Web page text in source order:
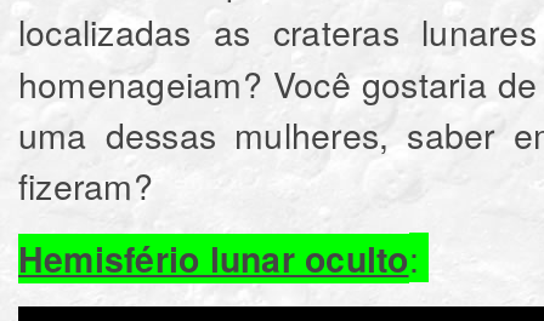
localizadas as crateras
homenageiam? Você gostaria
uma dessas mulheres, saber
fizeram?
Hemisfério lunar oculto: